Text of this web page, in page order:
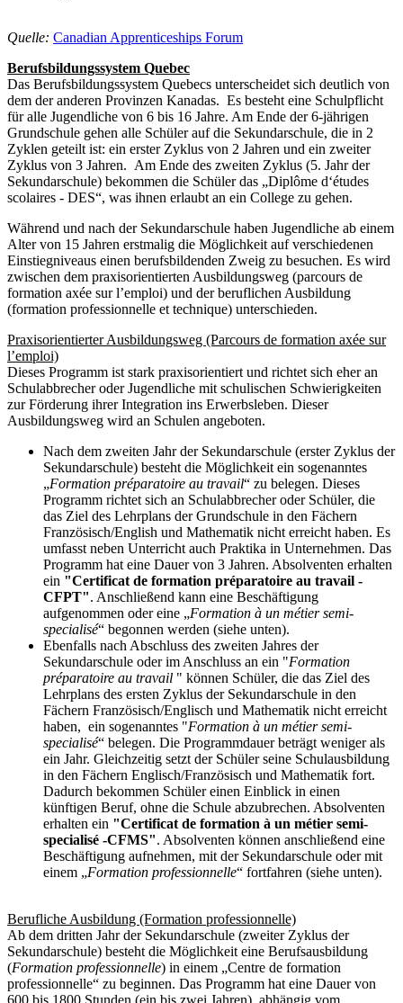
Quelle: Canadian Apprenticeships Forum
Berufsbildungssystem Quebec
Das Berufsbildungssystem Quebecs unterscheidet sich deutlich von
dem der anderen Provinzen Kanadas. Es besteht eine Schulpflicht
für alle Jugendliche von 6 bis 16 Jahre. Am Ende der 6-jährigen
Grundschule gehen alle Schüler auf die Sekundarschule, die in 2
Zyklen geteilt ist: ein erster Zyklus von 2 Jahren und ein zweiter
Zyklus von 3 Jahren. Am Ende des zweiten Zyklus (5. Jahr der
Sekundarschule) bekommen die Schüler das „Diplôme d‘études
scolaires - DES“, was ihnen erlaubt an ein College zu gehen.
Während und nach der Sekundarschule haben Jugendliche ab einem
Alter von 15 Jahren erstmalig die Möglichkeit auf verschiedenen
Einstiegniveaus einen berufsbildenden Zweig zu besuchen. Es wird
zwischen dem praxisorientierten Ausbildungsweg (parcours de
formation axée sur l’emploi) und der beruflichen Ausbildung
(formation professionnelle et technique) unterschieden.
Praxisorientierter Ausbildungsweg (Parcours de formation axée sur
l’emploi)
Dieses Programm ist stark praxisorientiert und richtet sich eher an
Schulabbrecher oder Jugendliche mit schulischen Schwierigkeiten
zur Förderung ihrer Integration ins Erwerbsleben. Dieser
Ausbildungsweg wird an Schulen angeboten.
Nach dem zweiten Jahr der Sekundarschule (erster Zyklus der
Sekundarschule) besteht die Möglichkeit ein sogenanntes
„Formation préparatoire au travail“ zu belegen. Dieses
Programm richtet sich an Schulabbrecher oder Schüler, die
das Ziel des Lehrplans der Grundschule in den Fächern
Französisch/English und Mathematik nicht erreicht haben. Es
umfasst neben Unterricht auch Praktika in Unternehmen. Das
Programm hat eine Dauer von 3 Jahren. Absolventen erhalten
ein "Certificat de formation préparatoire au travail -
CFPT". Anschließend kann eine Beschäftigung
aufgenommen oder eine „Formation à un métier semi-
specialisé“ begonnen werden (siehe unten).
Ebenfalls nach Abschluss des zweiten Jahres der
Sekundarschule oder im Anschluss an ein "Formation
préparatoire au travail " können Schüler, die das Ziel des
Lehrplans des ersten Zyklus der Sekundarschule in den
Fächern Französisch/Englisch und Mathematik nicht erreicht
haben, ein sogenanntes "Formation à un métier semi-
specialisé“ belegen. Die Programmdauer beträgt weniger als
ein Jahr. Gleichzeitig setzt der Schüler seine Schulausbildung
in den Fächern Englisch/Französisch und Mathematik fort.
Dadurch bekommen Schüler einen Einblick in einen
künftigen Beruf, ohne die Schule abzubrechen. Absolventen
erhalten ein "Certificat de formation à un métier semi-
specialisé -CFMS". Absolventen können anschließend eine
Beschäftigung aufnehmen, mit der Sekundarschule oder mit
einem „Formation professionnelle“ fortfahren (siehe unten).
Berufliche Ausbildung (Formation professionnelle)
Ab dem dritten Jahr der Sekundarschule (zweiter Zyklus der
Sekundarschule) besteht die Möglichkeit eine Berufsausbildung
(Formation professionnelle) in einem „Centre de formation
professionnelle“ zu beginnen. Das Programm hat eine Dauer von